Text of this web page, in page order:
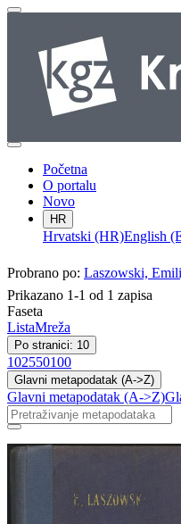
Početna
O portalu
Novo
HR
Hrvatski (HR)English
Probrano po: Laszowski,
Prikazano 1-1 od 1 zapisa
Faseta
ListaMreža
Po stranici: 10
102550100
Glavni metapodatak (A->Z)
Glavni metapodatak (A->Z)